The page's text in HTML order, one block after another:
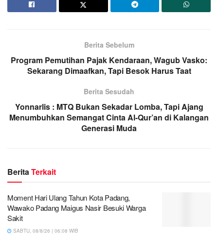
Berita Sebelum
Program Pemutihan Pajak Kendaraan, Wagub Vasko:
Sekarang Dimaafkan, Tapi Besok Harus Taat
Berita Sesudah
Yonnarlis : MTQ Bukan Sekadar Lomba, Tapi Ajang
Menumbuhkan Semangat Cinta Al-Qur’an di Kalangan
Generasi Muda
Berita Terkait
Moment Hari Ulang Tahun Kota Padang,
Wawako Padang Maigus Nasir Besuki Warga
Sakit
SABTU, 08/8/26 | 06:08 WIB